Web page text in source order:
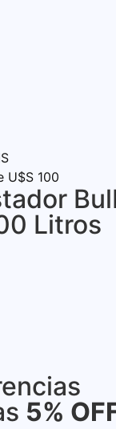
U$S 100
Litros
5%